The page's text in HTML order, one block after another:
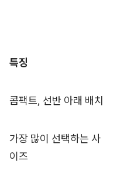
특징
콤팩트, 선반 아래 배치
가장 많이 선택하는 사
이즈